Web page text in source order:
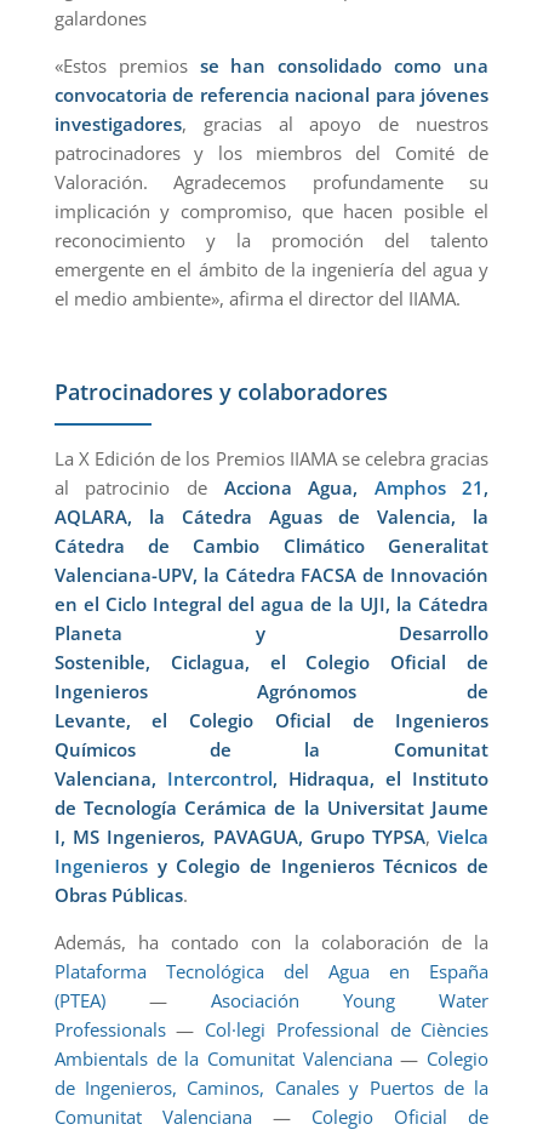
galardones
«Estos premios se han consolidado como una
convocatoria de referencia nacional para jóvenes
investigadores, gracias al apoyo de nuestros
patrocinadores y los miembros del Comité de
Valoración. Agradecemos profundamente su
implicación y compromiso, que hacen posible el
reconocimiento y la promoción del talento
emergente en el ámbito de la ingeniería del agua y
el medio ambiente», afirma el director del IIAMA.
Patrocinadores y colaboradores
La X Edición de los Premios IIAMA se celebra gracias
al patrocinio de Acciona Agua, Amphos 21 ,
AQLARA, la Cátedra Aguas de Valencia, la
Cátedra de Cambio Climático Generalitat
Valenciana-UPV, la Cátedra FACSA de Innovación
en el Ciclo Integral del agua de la UJI, la Cátedra
Planeta y Desarrollo
Sostenible, Ciclagua, el Colegio Oficial de
Ingenieros Agrónomos de
Levante,el Colegio Oficial de Ingenieros
Químicos de la Comunitat
Valenciana, Intercontrol, Hidraqua,el Instituto
de Tecnología Cerámica de la Universitat Jaume
I, MS Ingenieros, PAVAGUA, Grupo TYPSA,Vielca
Ingenierosy Colegio de Ingenieros Técnicos de
Obras Públicas.
Además, ha contado con la colaboración de la
Plataforma Tecnológica del Agua en España
(PTEA)— Asociación Young Water
Professionals— Col·legi Professional de Ciències
Ambientals de la Comunitat Valenciana— Colegio
de Ingenieros, Caminos, Canales y Puertos de la
Comunitat Valenciana— Colegio Oficial de